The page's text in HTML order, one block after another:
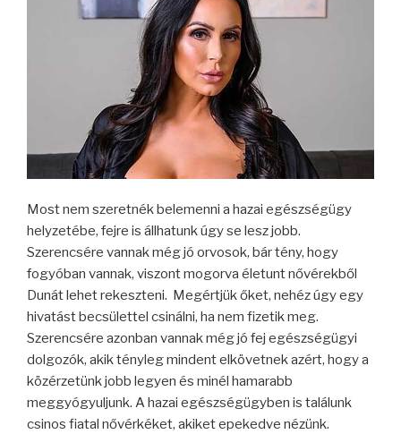
Most nem szeretnék belemenni a hazai egészségügy
helyzetébe, fejre is állhatunk úgy se lesz jobb.
Szerencsére vannak még jó orvosok, bár tény, hogy
fogyóban vannak, viszont mogorva életunt nővérekből
Dunát lehet rekeszteni. Megértjük őket, nehéz úgy egy
hivatást becsülettel csinálni, ha nem fizetik meg.
Szerencsére azonban vannak még jó fej egészségügyi
dolgozók, akik tényleg mindent elkövetnek azért, hogy a
közérzetünk jobb legyen és minél hamarabb
meggyógyuljunk. A hazai egészségügyben is találunk
csinos fiatal nővérkéket, akiket epekedve nézünk.